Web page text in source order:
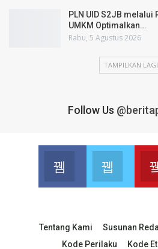
PLN UID S2JB melalui
UMKM Optimalkan…
Rabu, 5 Agustus 2026
TAMPILKAN LAGI
Follow Us
Facebook
Join us on Facebook
Twitter
Join
Tentang Kami Susunan
Kode Perilaku
Kode